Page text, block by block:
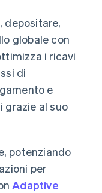
depositare,
globale con
i ricavi
di
e
al suo
potenziando
per
Adaptive